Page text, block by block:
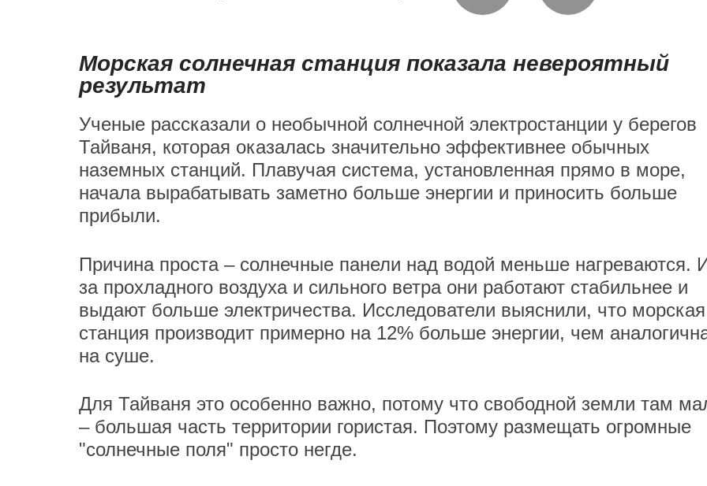
Морская солнечная станция показала невероятный
результат
Ученые рассказали о необычной солнечной электростанции у берегов
Тайваня, которая оказалась значительно эффективнее обычных
наземных станций. Плавучая система, установленная прямо в море,
начала вырабатывать заметно больше энергии и приносить больше
прибыли.
Причина проста – солнечные панели над водой меньше нагреваются.
за прохладного воздуха и сильного ветра они работают стабильнее и
выдают больше электричества. Исследователи выяснили, что морская
станция производит примерно на 12% больше энергии, чем
на суше.
Для Тайваня это особенно важно, потому что свободной земли там
– большая часть территории гористая. Поэтому размещать огромные
"солнечные поля" просто негде.